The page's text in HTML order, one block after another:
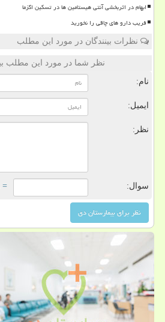
ابهام در اثربخشی آنتی هیستامین ها در تسکین اگزما
فریب دارو های چاقی را نخورید
نظرات بینندگان در مورد این مطلب
نظر شما در مورد این مطلب
نام:
ایمیل:
نظر:
سوال: = ۸ بعلاوه ۳